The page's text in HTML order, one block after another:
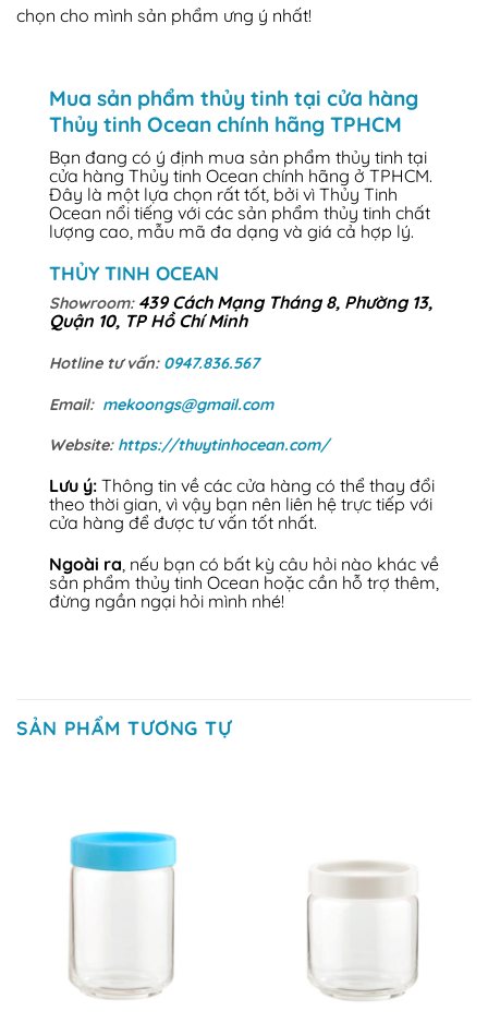
chọn cho mình sản phẩm ưng ý nhất!
Mua sản phẩm thủy tinh tại cửa hàng
Thủy tinh Ocean chính hãng TPHCM
Bạn đang có ý định mua sản phẩm thủy tinh tại
cửa hàng Thủy tinh Ocean chính hãng ở TPHCM.
Đây là một lựa chọn rất tốt, bởi vì Thủy Tinh
Ocean nổi tiếng với các sản phẩm thủy tinh chất
lượng cao, mẫu mã đa dạng và giá cả hợp lý.
THỦY TINH OCEAN
Showroom: 439 Cách Mạng Tháng 8, Phường 13,
Quận 10, TP Hồ Chí Minh
Hotline tư vấn: 0947.836.567
Email: mekoongs@gmail.com
Website: https://thuytinhocean.com/
Lưu ý: Thông tin về các cửa hàng có thể thay đổi
theo thời gian, vì vậy bạn nên liên hệ trực tiếp với
cửa hàng để được tư vấn tốt nhất.
Ngoài ra, nếu bạn có bất kỳ câu hỏi nào khác về
sản phẩm thủy tinh Ocean hoặc cần hỗ trợ thêm,
đừng ngần ngại hỏi mình nhé!
SẢN PHẨM TƯƠNG TỰ